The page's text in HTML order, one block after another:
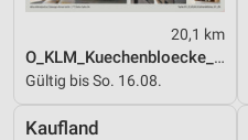
20,1 km
O_KLM_Kuechenbloecke_01_26_ES
Gültig bis So. 16.08.
Kaufland